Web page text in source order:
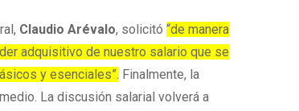
Claudio Arévalo, solicitó“de manera
adquisitivo de nuestro salario que se
y esenciales”. Finalmente, la
La discusión salarial volverá a